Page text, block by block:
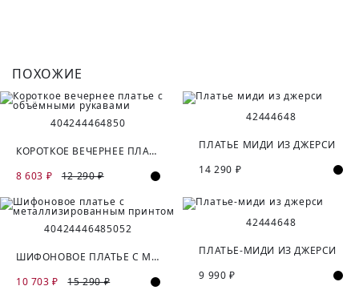
ПОХОЖИЕ
404244464850
КОРОТКОЕ ВЕЧЕРНЕЕ ПЛАТЬЕ С ОБЪЁМНЫМИ РУКАВАМИ
8 603 ₽
12 290 ₽
42444648
ПЛАТЬЕ МИДИ ИЗ ДЖЕРСИ
14 290 ₽
40424446485052
ШИФОНОВОЕ ПЛАТЬЕ С МЕТАЛЛИЗИРОВАННЫМ ПРИНТОМ
10 703 ₽
15 290 ₽
42444648
ПЛАТЬЕ-МИДИ ИЗ ДЖЕРСИ
9 990 ₽